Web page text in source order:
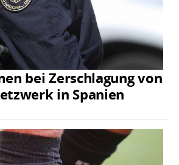
bei Zerschlagung von
in Spanien